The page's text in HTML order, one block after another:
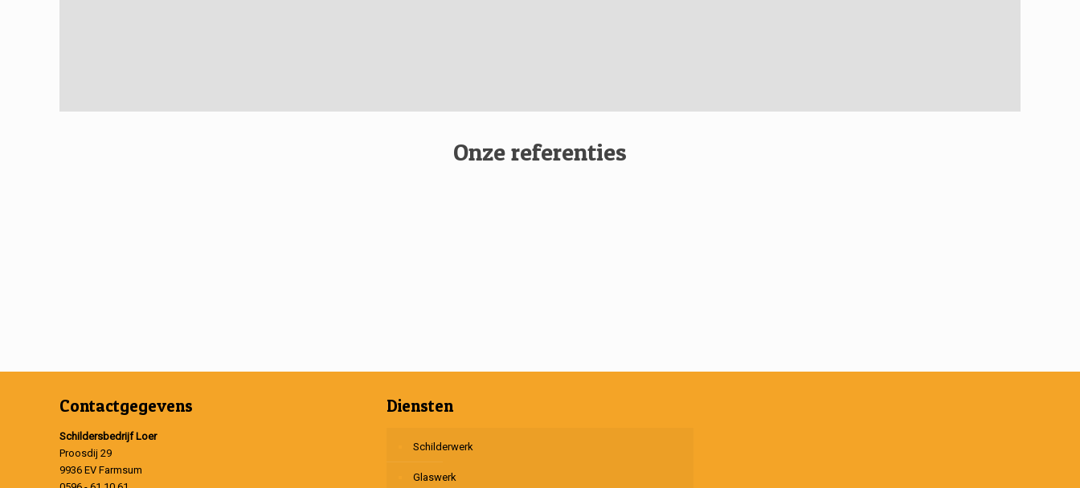
Onze referenties
Contactgegevens
Schildersbedrijf Loer
Proosdij 29
9936 EV Farmsum
Diensten
Schilderwerk
Glaswerk